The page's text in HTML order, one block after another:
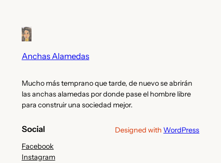
Anchas Alamedas
Mucho más temprano que tarde, de nuevo se abrirán
las anchas alamedas por donde pase el hombre libre
para construir una sociedad mejor.
Social
Facebook
Instagram
Designed with WordPress